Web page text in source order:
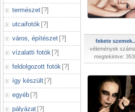
természet [?]
utcaifotók [?]
város, építészet [?]
vízalatti fotók [?]
feldolgozott fotók [?]
így készült [?]
egyéb [?]
pályázat [?]
fekete
vélemények
megtekintve: